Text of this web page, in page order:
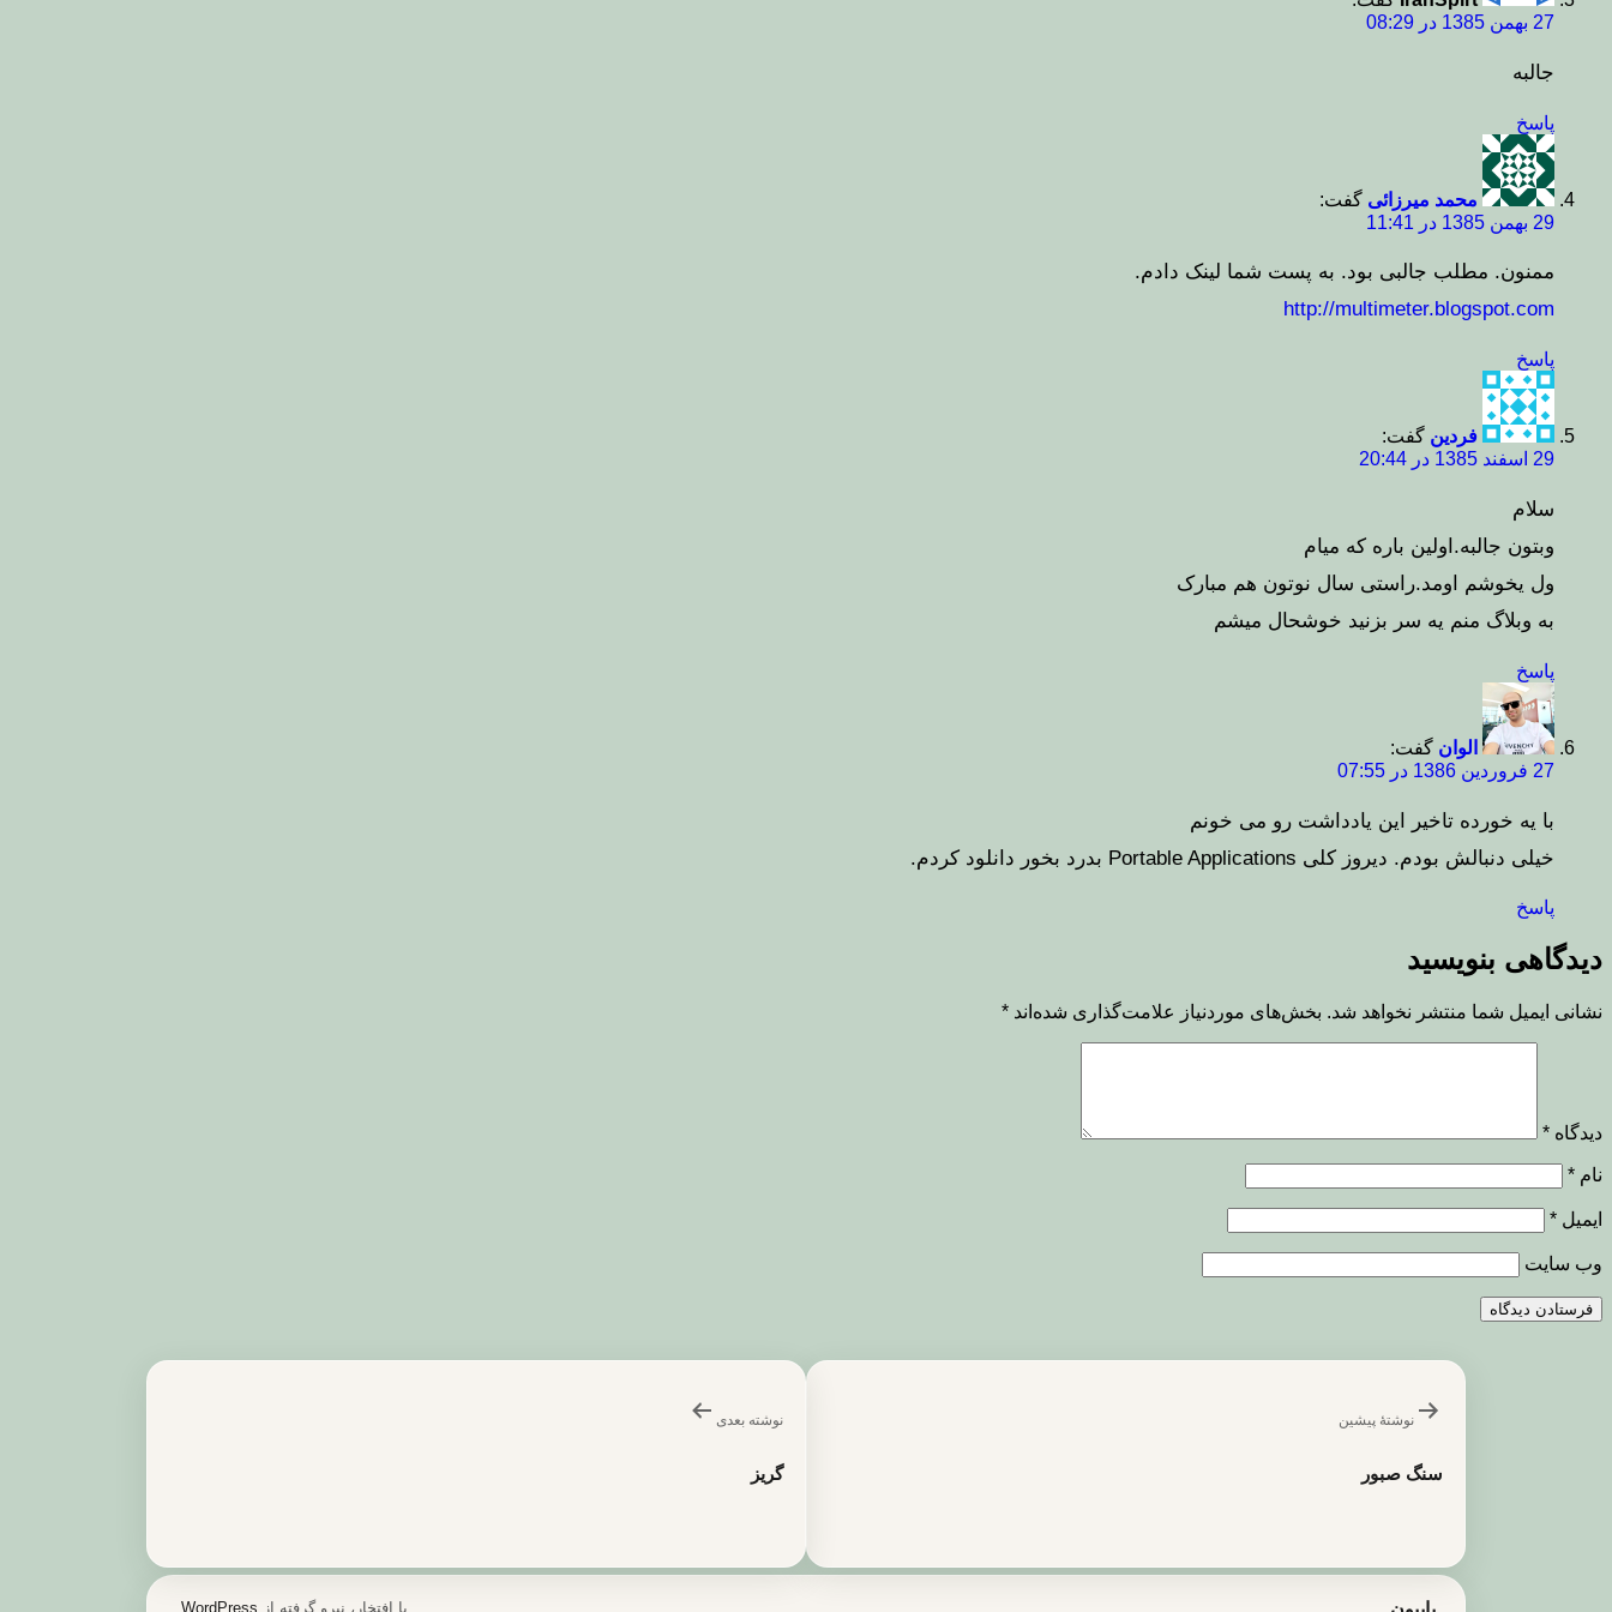
27 بهمن 1385 در 08:29
جالبه
پاسخ
محمد میرزائی گفت:
29 بهمن 1385 در 11:41
ممنون. مطلب جالبی بود. به پست شما لینک دادم.
http://multimeter.blogspot.com
پاسخ
فردین گفت:
29 اسفند 1385 در 20:44
سلام
وبتون جالبه.اولین باره که میام
ول یخوشم اومد.راستی سال نوتون هم مبارک
به وبلاگ منم یه سر بزنید خوشحال میشم
پاسخ
الوان گفت:
27 فروردین 1386 در 07:55
با یه خورده تاخیر این یادداشت رو می خونم
خیلی دنبالش بودم. دیروز کلی Portable Applications بدرد بخور دانلود کردم.
پاسخ
دیدگاهی بنویسید
نشانی ایمیل شما منتشر نخواهد شد. بخش‌های موردنیاز علامت‌گذاری شده‌اند *
دیدگاه *
نام *
ایمیل *
وب‌ سایت
راهبری
نوشتهنوشتهٔ پیشین
سنگ صبور
نوشته بعدی
گریز
با افتخار، نیرو گرفته از WordPress